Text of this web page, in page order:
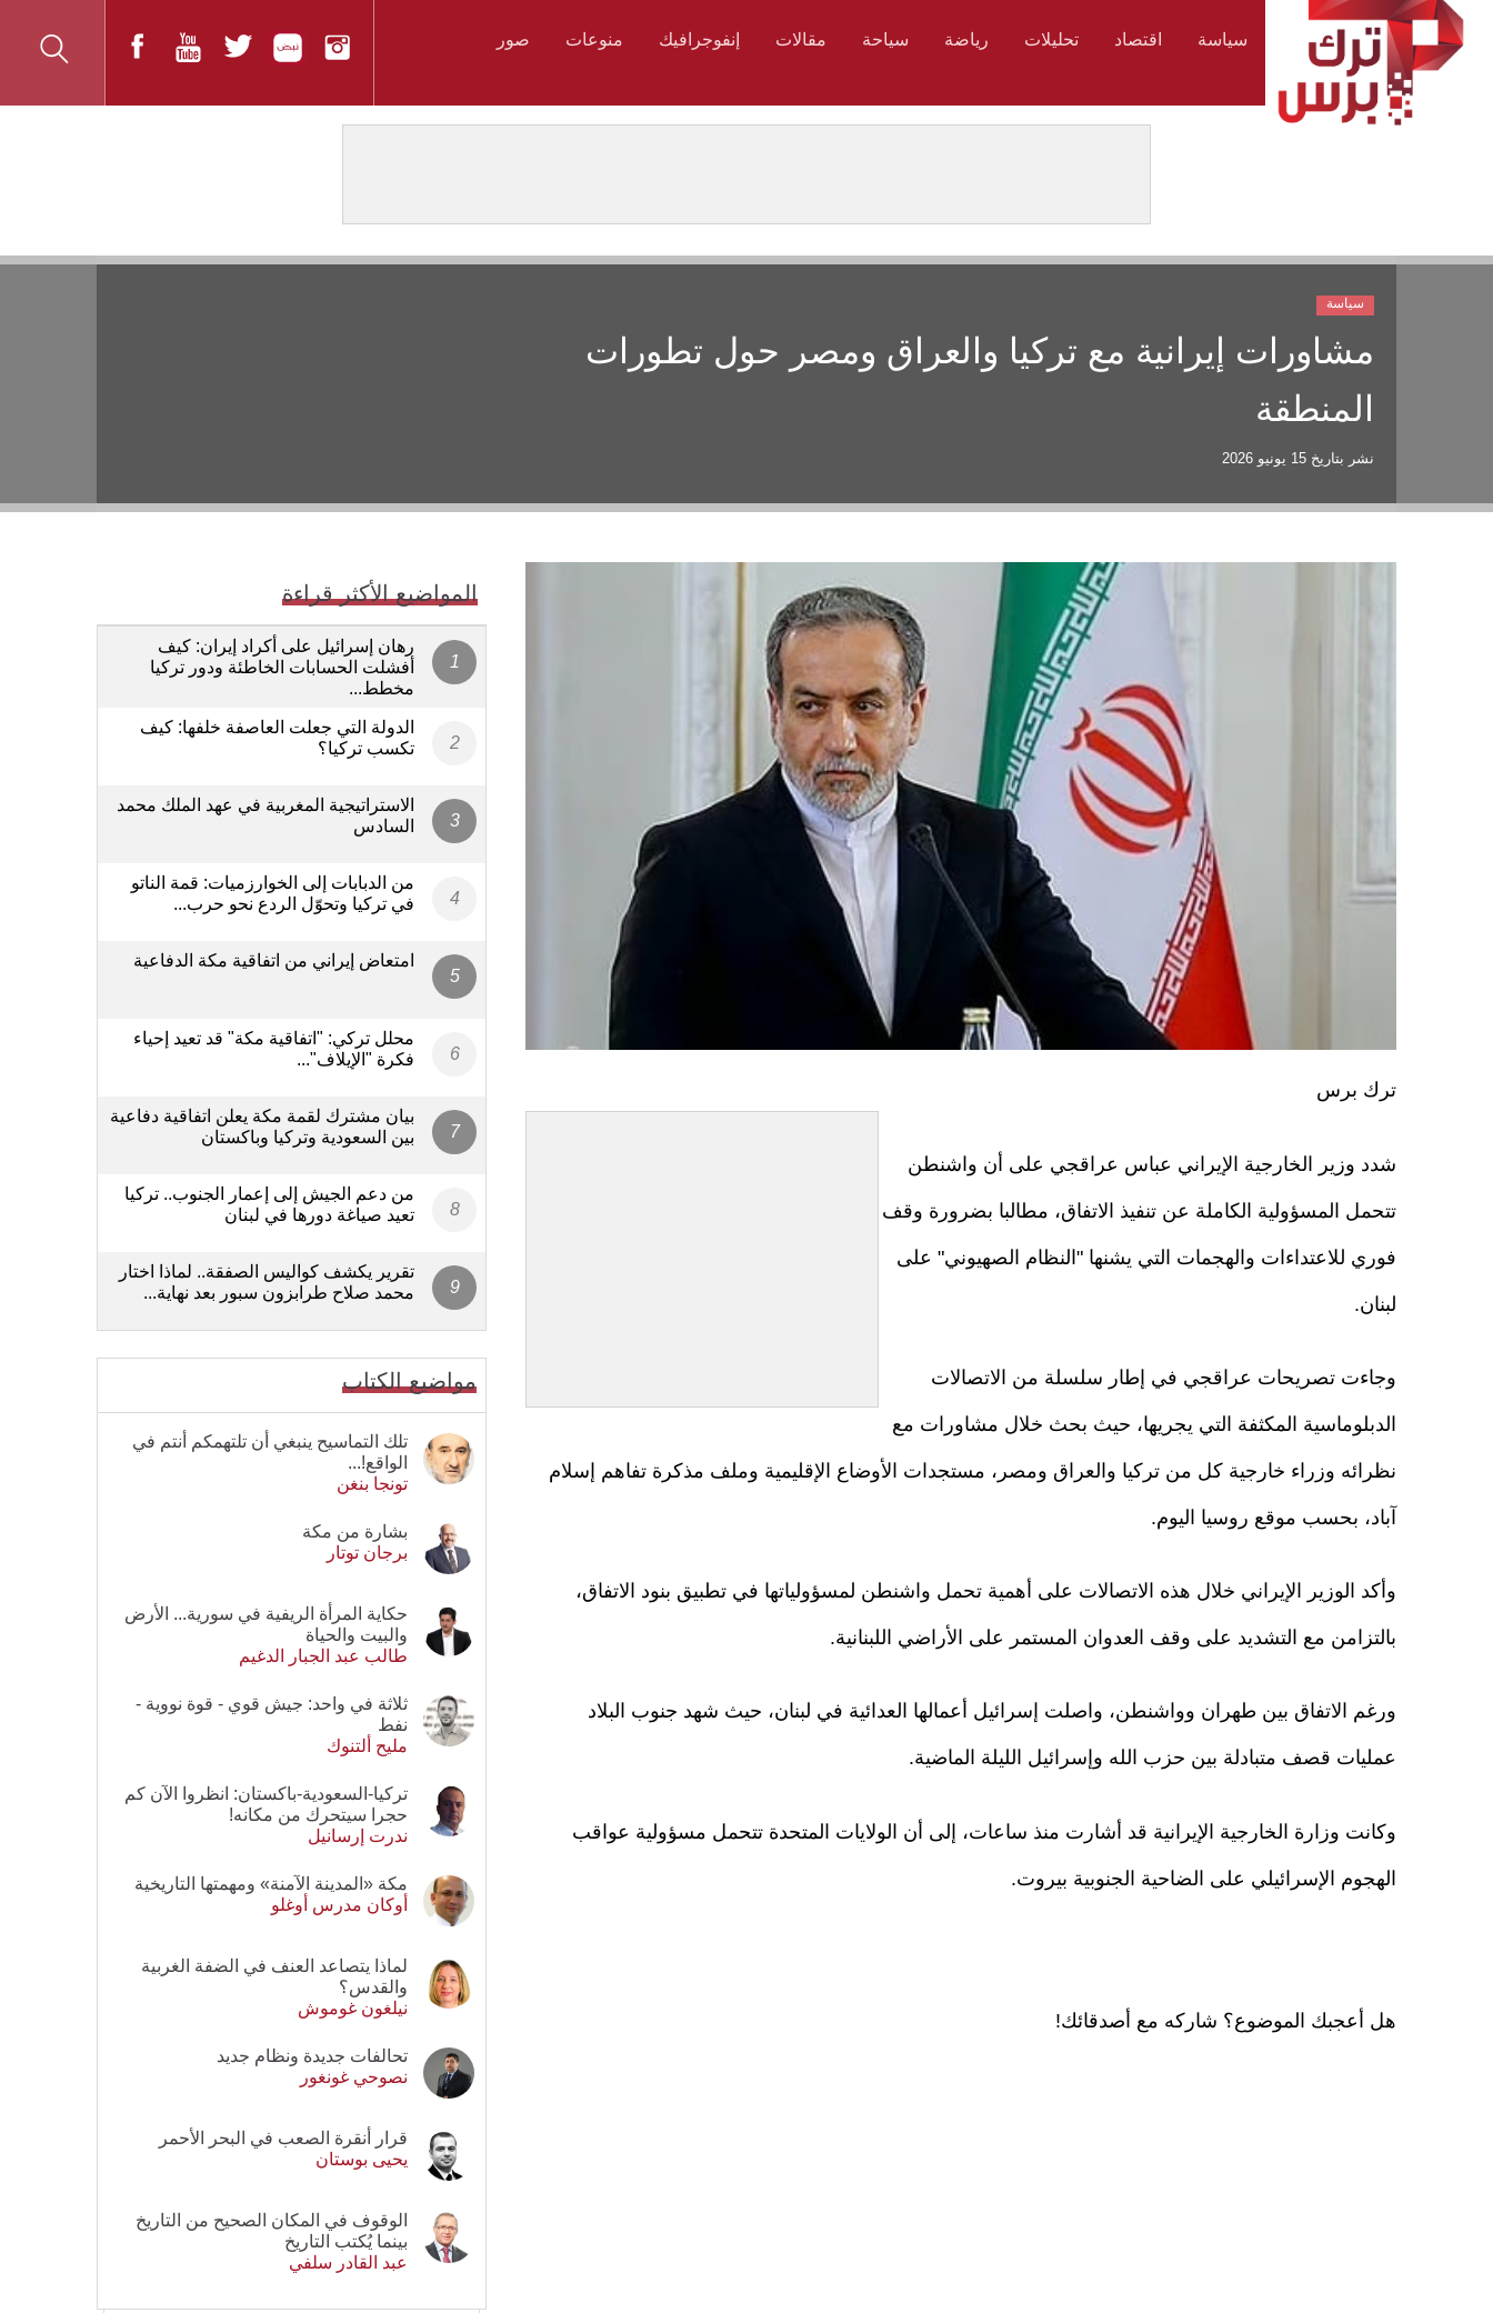
سياسة اقتصاد تحليلات رياضة سياحة مقالات إنفوجرافيك منوعات صور
مشاورات إيرانية مع تركيا والعراق ومصر حول تطورات
المنطقة
نشر بتاريخ 15 يونيو 2026
سياسة
ترك برس
شدد وزير الخارجية الإيراني عباس عراقجي على أن واشنطن
تتحمل المسؤولية الكاملة عن تنفيذ الاتفاق، مطالبا بضرورة وقف
فوري للاعتداءات والهجمات التي يشنها "النظام الصهيوني" على
لبنان.
وجاءت تصريحات عراقجي في إطار سلسلة من الاتصالات
الدبلوماسية المكثفة التي يجريها، حيث بحث خلال مشاورات مع
نظرائه وزراء خارجية كل من تركيا والعراق ومصر، مستجدات الأوضاع الإقليمية وملف مذكرة تفاهم إسلام
آباد، بحسب موقع روسيا اليوم.
وأكد الوزير الإيراني خلال هذه الاتصالات على أهمية تحمل واشنطن لمسؤولياتها في تطبيق بنود الاتفاق،
بالتزامن مع التشديد على وقف العدوان المستمر على الأراضي اللبنانية.
ورغم الاتفاق بين طهران وواشنطن، واصلت إسرائيل أعمالها العدائية في لبنان، حيث شهد جنوب البلاد
عمليات قصف متبادلة بين حزب الله وإسرائيل الليلة الماضية.
وكانت وزارة الخارجية الإيرانية قد أشارت منذ ساعات، إلى أن الولايات المتحدة تتحمل مسؤولية عواقب
الهجوم الإسرائيلي على الضاحية الجنوبية بيروت.
هل أعجبك الموضوع؟ شاركه مع أصدقائك!
المواضيع الأكثر قراءة
رهان إسرائيل على أكراد إيران: كيف
أفشلت الحسابات الخاطئة ودور تركيا
مخطط...
الدولة التي جعلت العاصفة خلفها: كيف
تكسب تركيا؟
الاستراتيجية المغربية في عهد الملك محمد
السادس
من الدبابات إلى الخوارزميات: قمة الناتو
في تركيا وتحوّل الردع نحو حرب...
امتعاض إيراني من اتفاقية مكة الدفاعية
محلل تركي: "اتفاقية مكة" قد تعيد إحياء
فكرة "الإيلاف"...
بيان مشترك لقمة مكة يعلن اتفاقية دفاعية
بين السعودية وتركيا وباكستان
من دعم الجيش إلى إعمار الجنوب.. تركيا
تعيد صياغة دورها في لبنان
تقرير يكشف كواليس الصفقة.. لماذا اختار
محمد صلاح طرابزون سبور بعد نهاية...
مواضيع الكتاب
تلك التماسيح ينبغي أن تلتهمكم أنتم في
الواقع!...
تونجا بنغن
بشارة من مكة
برجان توتار
حكاية المرأة الريفية في سورية... الأرض
والبيت والحياة
طالب عبد الجبار الدغيم
ثلاثة في واحد: جيش قوي - قوة نووية -
نفط
مليح ألتنوك
تركيا-السعودية-باكستان: انظروا الآن كم
حجرا سيتحرك من مكانه!
ندرت إرسانيل
مكة «المدينة الآمنة» ومهمتها التاريخية
أوكان مدرس أوغلو
لماذا يتصاعد العنف في الضفة الغربية
والقدس؟
نيلغون غوموش
تحالفات جديدة ونظام جديد
نصوحي غونغور
قرار أنقرة الصعب في البحر الأحمر
يحيى بوستان
الوقوف في المكان الصحيح من التاريخ
بينما يُكتب التاريخ
عبد القادر سلفي